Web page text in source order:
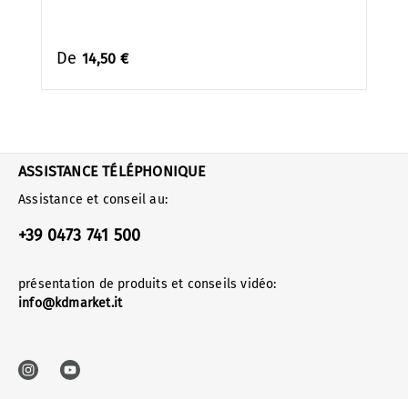
De 14,50 €
ASSISTANCE TÉLÉPHONIQUE
Assistance et conseil au:
+39 0473 741 500
présentation de produits et conseils vidéo:
info@kdmarket.it